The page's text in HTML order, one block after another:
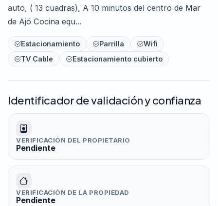
auto, ( 13 cuadras), A 10 minutos del centro de Mar
de Ajó Cocina equ...
Estacionamiento Parrilla
Wifi
TV Cable
Estacionamiento cubierto
Identificador de validación y confianza
VERIFICACIÓN DEL PROPIETARIO
Pendiente
VERIFICACIÓN DE LA PROPIEDAD
Pendiente